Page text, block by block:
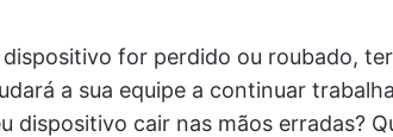
dispositivo for perdido ou roubado,
a sua equipe a continuar
dispositivo cair nas mãos erradas?